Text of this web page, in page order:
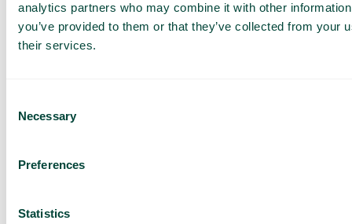
analytics partners who may combine it with other
you’ve provided to them or that they’ve collected from your
their services.
Selection
Necessary
Preferences
Statistics
musique d’attente. Idéal pour une communication
fluide en équipe.
Gestion intelligente du PBX
systèmes externes.